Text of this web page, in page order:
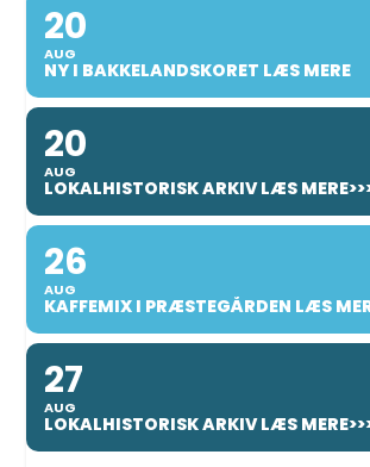
20
AUG
NY I BAKKELANDSKORET LÆS MERE
20
AUG
LOKALHISTORISK ARKIV LÆS
26
AUG
KAFFEMIX I PRÆSTEGÅRDEN LÆS
27
AUG
LOKALHISTORISK ARKIV LÆS